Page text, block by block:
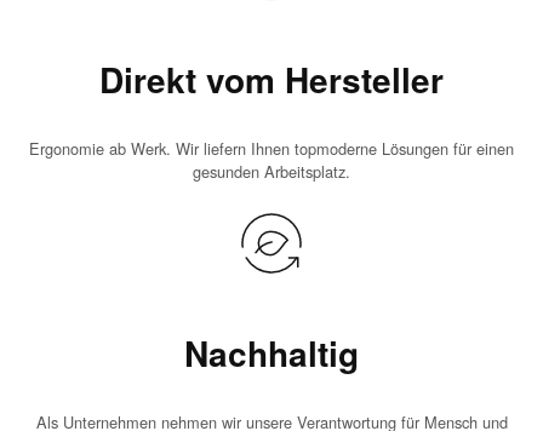
Direkt vom Hersteller
Ergonomie ab Werk. Wir liefern Ihnen topmoderne Lösungen für einen
gesunden Arbeitsplatz.
Nachhaltig
Als Unternehmen nehmen wir unsere Verantwortung für Mensch und